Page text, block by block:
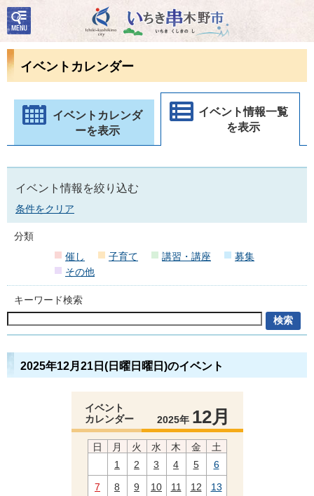
いちき串木野市
検
索・
共通
ューイベントカレンダー
イベントカレンダ
ーを表示
イベント情報一覧
を表示
イベント情報を絞り込む
条件をクリア
分類
催し
子育て 講習・講座
募集
その他
キーワード検索
2025年12月21日(日曜日曜日)のイベント
イベント
カレンダー
2025年 12月
日 月 火 水 木 金
土
1
2 3 4 5
6
7
8 9 10 11 12
13